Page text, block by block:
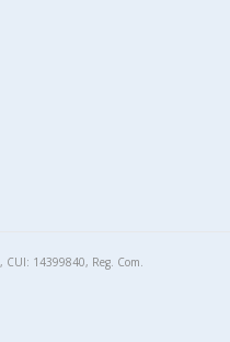
, CUI: 14399840, Reg. Com.